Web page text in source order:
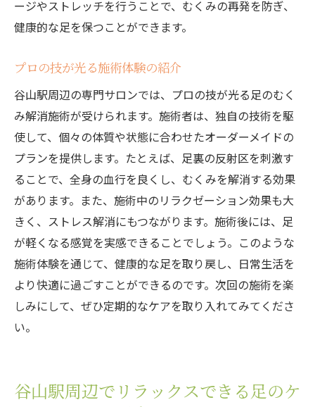
ージやストレッチを行うことで、むくみの再発を防ぎ、
健康的な足を保つことができます。
プロの技が光る施術体験の紹介
谷山駅周辺の専門サロンでは、プロの技が光る足のむく
み解消施術が受けられます。施術者は、独自の技術を駆
使して、個々の体質や状態に合わせたオーダーメイドの
プランを提供します。たとえば、足裏の反射区を刺激す
ることで、全身の血行を良くし、むくみを解消する効果
があります。また、施術中のリラクゼーション効果も大
きく、ストレス解消にもつながります。施術後には、足
が軽くなる感覚を実感できることでしょう。このような
施術体験を通じて、健康的な足を取り戻し、日常生活を
より快適に過ごすことができるのです。次回の施術を楽
しみにして、ぜひ定期的なケアを取り入れてみてくださ
い。
谷山駅周辺でリラックスできる足のケ